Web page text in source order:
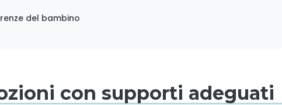
del bambino
con supporti adeguati